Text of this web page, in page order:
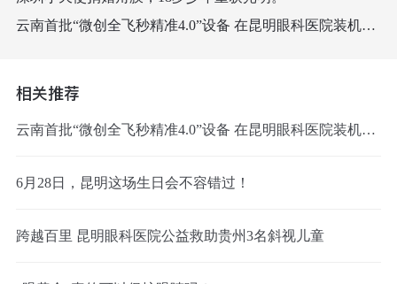
云南首批“微创全飞秒精准4.0”设备 在昆明眼科医院装机成功
相关推荐
云南首批“微创全飞秒精准4.0”设备 在昆明眼科医院装机成功
6月28日，昆明这场生日会不容错过！
跨越百里 昆明眼科医院公益救助贵州3名斜视儿童